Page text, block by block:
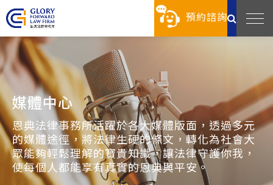
預約諮詢
媒體中心
恩典法律事務所活躍於各大媒體版面，透過多元
的媒體途徑，將法律生硬的條文，轉化為社會大
眾能夠輕鬆理解的寶貴知識，讓法律守護你我，
使每個人都能享有真實的恩典與平安。